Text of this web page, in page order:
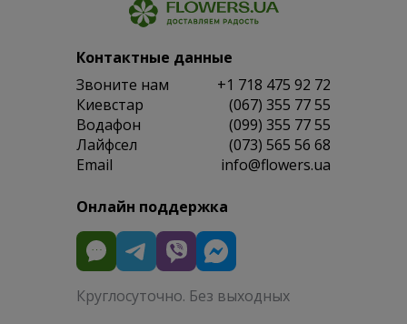
Контактные данные
Звоните нам
+1 718 475 92 72
Киевстар
(067) 355 77 55
Водафон
(099) 355 77 55
Лайфсел
(073) 565 56 68
Email
info@flowers.ua
Онлайн поддержка
Круглосуточно. Без выходных